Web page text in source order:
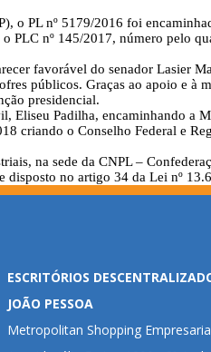
o PL nº 5179/2016 foi
PLC nº 145/2017, número pelo
favorável do senador Lasier
públicos. Graças ao apoio e à
presidencial.
Padilha, encaminhando a
criando o Conselho Federal e
na sede da CNPL –
disposto no artigo 34 da Lei nº
ESCRITÓRIOS
JOÃO PESSOA
Metropolitan Shopping